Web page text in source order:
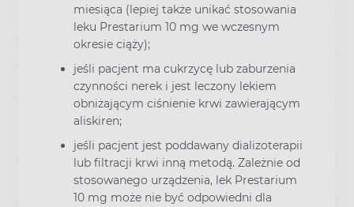
miesiąca (lepiej także unikać stosowania
leku Prestarium 10 mg we wczesnym
okresie ciąży);
jeśli pacjent ma cukrzycę lub zaburzenia
czynności nerek i jest leczony lekiem
obniżającym ciśnienie krwi zawierającym
aliskiren;
jeśli pacjent jest poddawany dializoterapii
lub filtracji krwi inną metodą. Zależnie od
stosowanego urządzenia, lek Prestarium
10 mg może nie być odpowiedni dla